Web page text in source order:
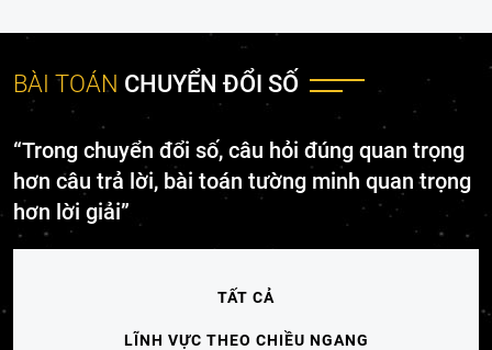
BÀI TOÁN CHUYỂN ĐỔI SỐ
“Trong chuyển đổi số, câu hỏi đúng quan trọng
hơn câu trả lời, bài toán tường minh quan trọng
hơn lời giải”
TẤT CẢ
LĨNH VỰC THEO CHIỀU NGANG